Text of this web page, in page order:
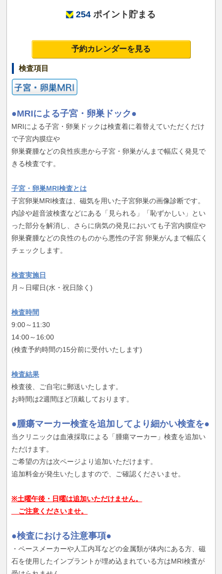
254ポイント貯まる
予約カレンダーを見る
検査項目
●MRIによる子宮・卵巣ドック●
MRIによる子宮・卵巣ドックは検査着に着替えていただくだけ
で子宮内膜症や
卵巣嚢腫などの良性疾患から子宮・卵巣がんまで幅広く発見で
きる検査です。
子宮・卵巣MRI検査とは
子宮卵巣MRI検査は、磁気を用いた子宮卵巣の画像診断です。
内診や超音波検査などにある「見られる」「恥ずかしい」とい
った部分を解消し、さらに病気の発見においても子宮内膜症や
卵巣嚢腫などの良性のものから悪性の子宮 卵巣がんまで幅広く
チェックします。
検査実施日
月～日曜日(水・祝日除く)
検査時間
9:00～11:30
14:00～16:00
(検査予約時間の15分前に受付いたします)
検査結果
検査後、ご自宅に郵送いたします。
お時間は2週間ほど頂戴しております。
●腫瘍マーカー検査を追加してより細かい検査を●
当クリニックは血液採取による「腫瘍マーカー」検査を追加い
ただけます。
ご希望の方は次ページより追加いただけます。
追加料金が発生いたしますので、ご確認くださいませ。
※土曜午後・日曜は追加いただけません。
ご注意くださいませ。
●検査における注意事項●
・ペースメーカーや人工内耳などの金属類が体内にある方、磁
石を使用したインプラントが埋め込まれている方はMRI検査が